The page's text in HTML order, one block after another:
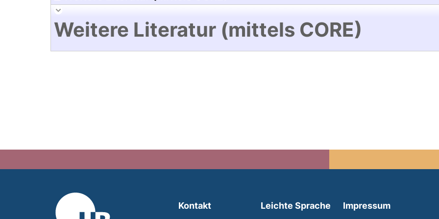
Weitere Literatur (mittels CORE)
Kontakt Leichte Sprache (external link, opens in a
Impressum